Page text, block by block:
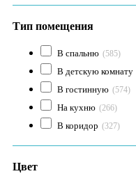
Тип помещения
В спальню (585)
В детскую комнату
В гостинную (574)
На кухню (266)
В коридор (327)
Цвет